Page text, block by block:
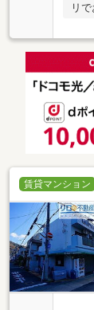
リ
賃貸マンション